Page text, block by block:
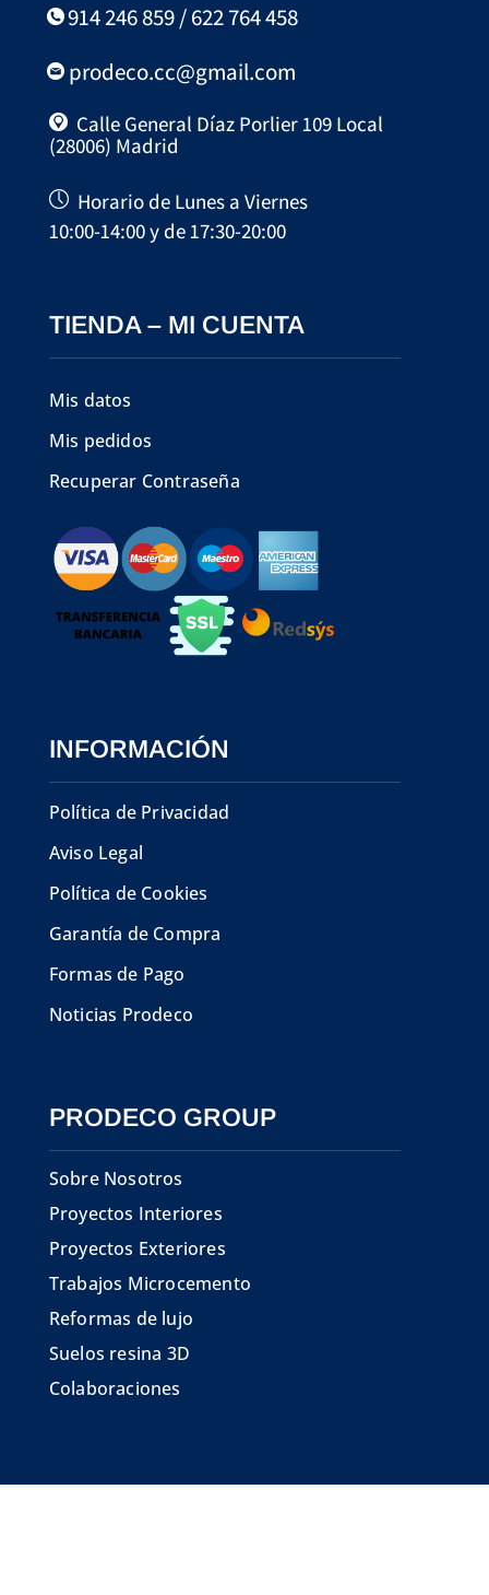
914 246 859 / 622 764 458
prodeco.cc@gmail.com
Calle General Díaz Porlier 109 Local
(28006) Madrid
Horario de Lunes a Viernes
10:00-14:00 y de 17:30-20:00
TIENDA – MI CUENTA
Mis datos
Mis pedidos
Recuperar Contraseña
INFORMACIÓN
Política de Privacidad
Aviso Legal
Política de Cookies
Garantía de Compra
Formas de Pago
Noticias Prodeco
PRODECO GROUP
Sobre Nosotros
Proyectos Interiores
Proyectos Exteriores
Trabajos Microcemento
Reformas de lujo
Suelos resina 3D
Colaboraciones